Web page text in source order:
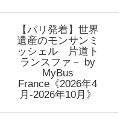
【パリ発着】世界
遺産のモンサンミ
ッシェル 片道ト
ランスファ－ by
MyBus
France《2026年4
月-2026年10月》